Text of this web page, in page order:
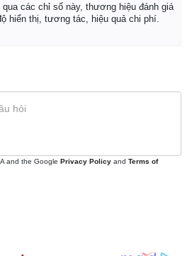
qua các chỉ số này, thương hiệu đánh giá
hiển thị, tương tác, hiệu quả chi phí.
and the Google Privacy Policy and Terms of